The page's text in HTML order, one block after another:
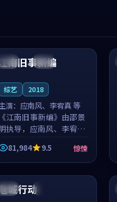
日本 院线
99:53
南旧事新编
综艺 2018
演： 应南风、李宥真 等
《江南旧事新编》由邵景
执导，应南风、李宥真
衔主演，是一部2018年
映的日本惊悚综艺。影
以邻里温情为切入，呈
一段从初遇到告别都浸
真实情...
81,984 9.5 惊悚
泰国
99:46
城行动